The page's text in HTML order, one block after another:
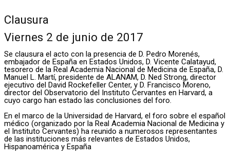
Clausura
Viernes 2 de junio de 2017
Se clausura el acto con la presencia de D. Pedro Morenés,
embajador de España en Estados Unidos, D. Vicente Calatayud,
tesorero de la Real Academia Nacional de Medicina de España, D.
Manuel L. Martí, presidente de ALANAM, D. Ned Strong, director
ejecutivo del David Rockefeller Center, y D. Francisco Moreno,
director del Observatorio del Instituto Cervantes en Harvard, a
cuyo cargo han estado las conclusiones del foro.
En el marco de la Universidad de Harvard, el foro sobre el español
médico (organizado por la Real Academia Nacional de Medicina y
el Instituto Cervantes) ha reunido a numerosos representantes
de las instituciones más relevantes de Estados Unidos,
Hispanoamérica y España